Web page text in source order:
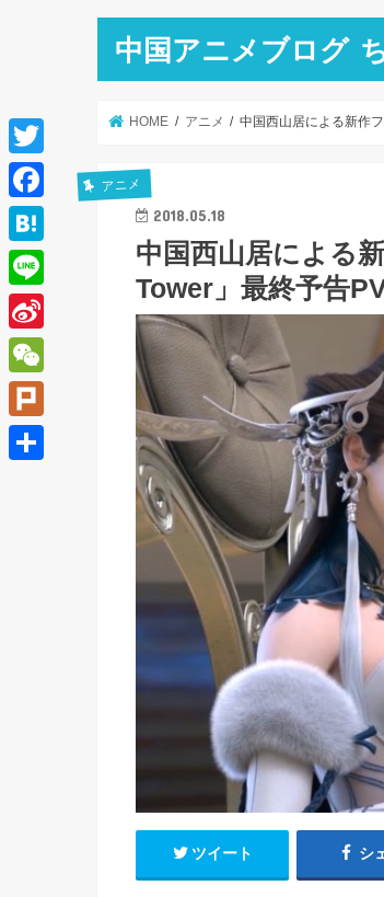
中国アニメブログ
HOME アニメ 中国西山居による新作
アニメ
2018.05.18
中国西山居による
Tower」最終予告
ツイート シ
T
w
i
t
e
r
F
a
c
e
b
o
o
k
H
a
t
e
a
L
i
n
e
S
i
n
a
W
e
C
P